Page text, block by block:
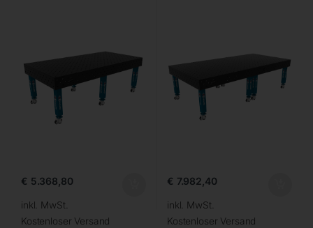
€ 5.368,80
inkl. MwSt.
Kostenloser Versand
€ 7.982,40
inkl. MwSt.
Kostenloser Versand